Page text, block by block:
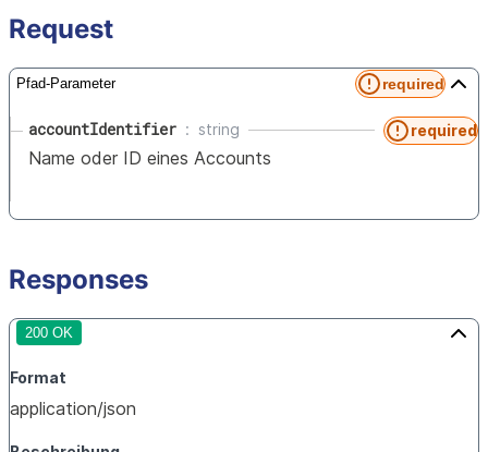
Request
Pfad-Parameter required
accountIdentifier string required
Name oder ID eines Accounts
Responses
200 OK
Format
application/json